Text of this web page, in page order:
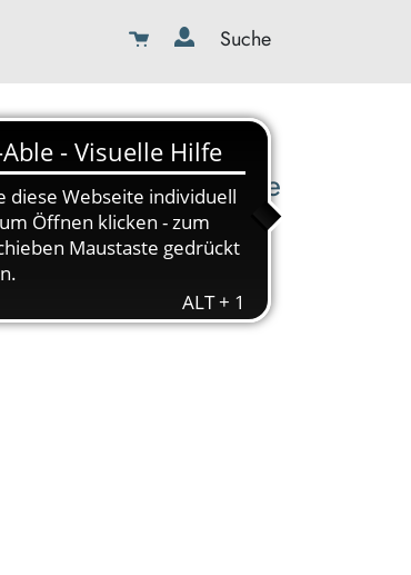
Suche
08179-423989-0
info@kbw-toelz-wor.de